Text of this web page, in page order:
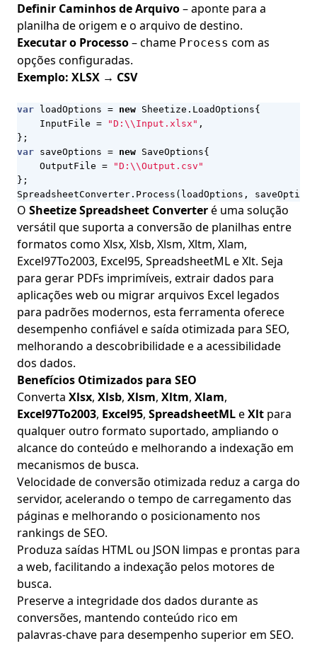
Definir Caminhos de Arquivo– aponte para a
planilha de origem e o arquivo de destino.
Executar o Processo– chame Process com as
opções configuradas.
Exemplo: XLSX → CSV
var loadOptions = new Sheetize . LoadOptions{
InputFile = "D:\\Input.xlsx" ,
};
var saveOptions = new SaveOptions{
OutputFile =
"D:\\Output.csv"
};
SpreadsheetConverter . Process ( loadOptions , saveOptions
O Sheetize Spreadsheet Converteré uma solução
versátil que suporta a conversão de planilhas entre
formatos como Xlsx, Xlsb, Xlsm, Xltm, Xlam,
Excel97To2003, Excel95, SpreadsheetML e Xlt. Seja
para gerar PDFs imprimíveis, extrair dados para
aplicações web ou migrar arquivos Excel legados
para padrões modernos, esta ferramenta oferece
desempenho confiável e saída otimizada para SEO,
melhorando a descobribilidade e a acessibilidade
dos dados.
Benefícios Otimizados para SEO
Converta Xlsx, Xlsb, Xlsm, Xltm, Xlam,
Excel97To2003, Excel95, SpreadsheetMLeXlt para
qualquer outro formato suportado, ampliando o
alcance do conteúdo e melhorando a indexação em
mecanismos de busca.
Velocidade de conversão otimizada reduz a carga do
servidor, acelerando o tempo de carregamento das
páginas e melhorando o posicionamento nos
rankings de SEO.
Produza saídas HTML ou JSON limpas e prontas para
a web, facilitando a indexação pelos motores de
busca.
Preserve a integridade dos dados durante as
conversões, mantendo conteúdo rico em
palavras‑chave para desempenho superior em SEO.